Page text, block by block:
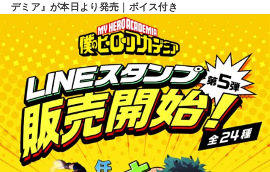
デミア』が本日より発売｜ボイス付き